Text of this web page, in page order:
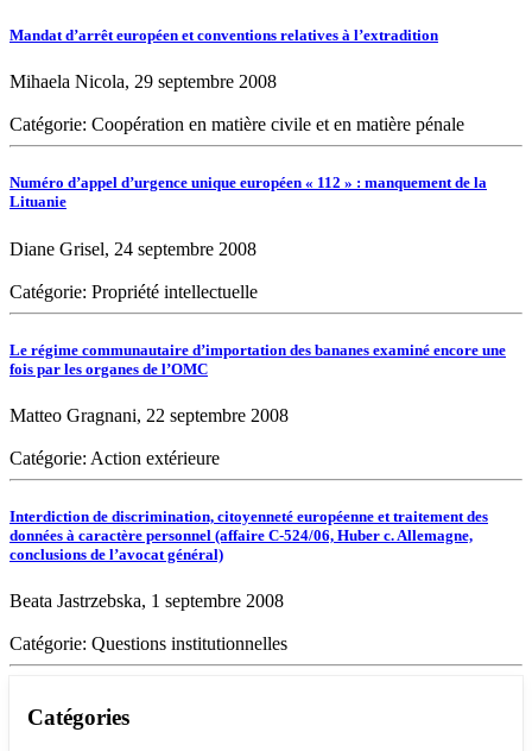
Mandat d’arrêt européen et conventions relatives à l’extradition
Mihaela Nicola, 29 septembre 2008
Catégorie: Coopération en matière civile et en matière pénale
Numéro d’appel d’urgence unique européen « 112 » : manquement de la
Lituanie
Diane Grisel, 24 septembre 2008
Catégorie: Propriété intellectuelle
Le régime communautaire d’importation des bananes examiné encore une
fois par les organes de l’OMC
Matteo Gragnani, 22 septembre 2008
Catégorie: Action extérieure
Interdiction de discrimination, citoyenneté européenne et traitement des
données à caractère personnel (affaire C-524/06, Huber c. Allemagne,
conclusions de l’avocat général)
Beata Jastrzebska, 1 septembre 2008
Catégorie: Questions institutionnelles
Catégories